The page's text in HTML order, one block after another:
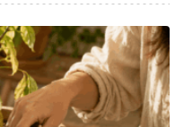
(2018). EL
LAS CIENCIAS.Límite
10.4067/S0718-
del sujeto